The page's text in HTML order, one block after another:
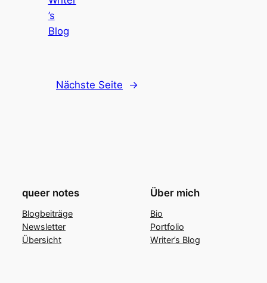
’s
Blog
Nächste Seite →
queer notes
Blogbeiträge
Newsletter
Übersicht
Über mich
Bio
Portfolio
Writer’s Blog